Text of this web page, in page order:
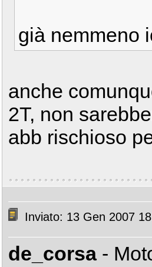
già nemmeno
anche
2T, non
abb rischioso
Inviato: 13 Gen 2007
de_corsa -